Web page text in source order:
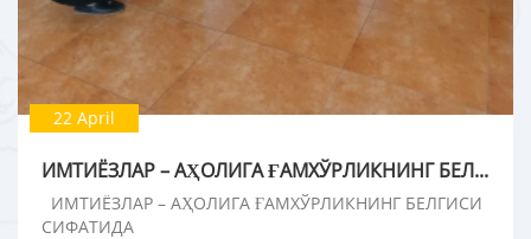
22 April
ИМТИЁЗЛАР – АҲОЛИГА ҒАМХЎРЛИКНИНГ БЕЛГИСИ СИФАТИДА
ИМТИЁЗЛАР – АҲОЛИГА ҒАМХЎРЛИКНИНГ БЕЛГИСИ
СИФАТИДА